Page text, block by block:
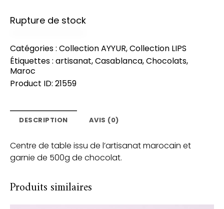
Rupture de stock
Catégories : Collection AYYUR,Collection LIPS
Étiquettes : artisanat,Casablanca,Chocolats,
Maroc
Product ID: 21559
DESCRIPTION AVIS (0)
Centre de table issu de l’artisanat marocain et
garnie de 500g de chocolat.
Produits similaires